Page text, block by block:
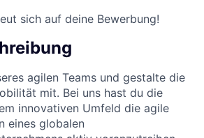
sich auf deine Bewerbung!
agilen Teams und gestalte die
mit. Bei uns hast du die
innovativen Umfeld die agile
eines globalen